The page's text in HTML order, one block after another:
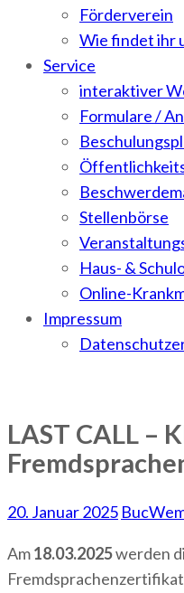
Förderverein
Wie findet ihr
Service
interaktiver
Formulare /
Stellenbörse
Haus- &
Online-
Impressum
LAST CALL –
20. Januar 2025
Am18.03.2025werden